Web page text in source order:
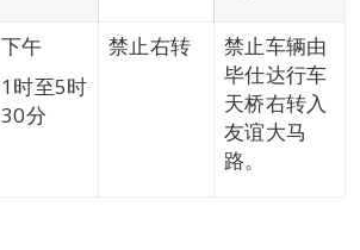
下午
1时至5时
30分
禁止右转
禁止车辆由
毕仕达行车
天桥右转入
友谊大马
路。